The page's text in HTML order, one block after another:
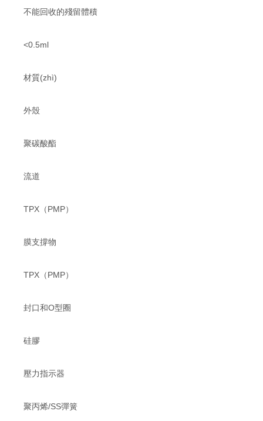
不能回收的殘留體積
<0.5ml
材質(zhì)
外殼
聚碳酸酯
流道
TPX（PMP）
膜支撐物
TPX（PMP）
封口和O型圈
硅膠
壓力指示器
聚丙烯/SS彈簧